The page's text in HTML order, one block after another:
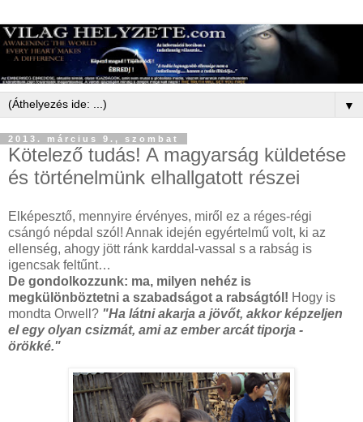
▼
2013. március 9., szombat
Kötelező tudás! A magyarság küldetése
és történelmünk elhallgatott részei
Elképesztő, mennyire érvényes, miről ez a réges-régi
csángó népdal szól! Annak idején egyértelmű volt, ki az
ellenség, ahogy jött ránk karddal-vassal s a rabság is
igencsak feltűnt…
De gondolkozzunk: ma, milyen nehéz is
megkülönböztetni a szabadságot a rabságtól! Hogy is
mondta Orwell? "Ha látni akarja a jövőt, akkor képzeljen
el egy olyan csizmát, ami az ember arcát tiporja -
örökké."